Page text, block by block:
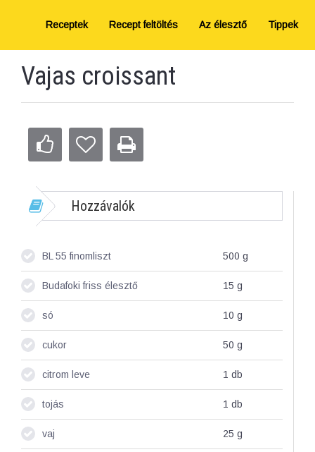
Receptek Recept feltöltés Az élesztő Tippek
Vajas croissant
Hozzávalók
BL 55 finomliszt 500 g
Budafoki friss élesztő 15 g
só 10 g
cukor 50 g
citrom leve 1 db
tojás 1 db
vaj 25 g